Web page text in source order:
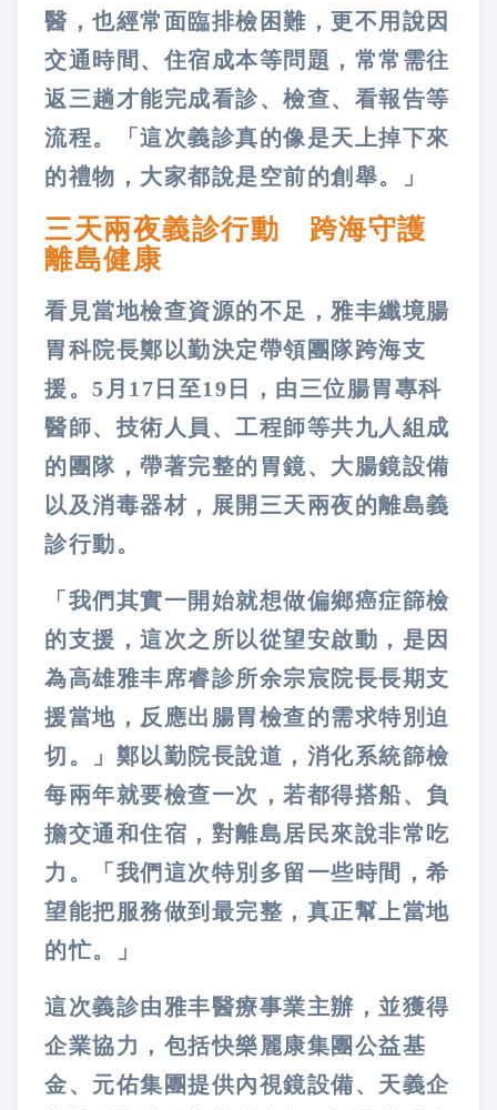
醫，也經常面臨排檢困難，更不用說因
交通時間、住宿成本等問題，常常需往
返三趟才能完成看診、檢查、看報告等
流程。「這次義診真的像是天上掉下來
的禮物，大家都說是空前的創舉。」
三天兩夜義診行動 跨海守護
離島健康
看見當地檢查資源的不足，雅丰纖境腸
胃科院長鄭以勤決定帶領團隊跨海支
援。5月17日至19日，由三位腸胃專科
醫師、技術人員、工程師等共九人組成
的團隊，帶著完整的胃鏡、大腸鏡設備
以及消毒器材，展開三天兩夜的離島義
診行動。
「我們其實一開始就想做偏鄉癌症篩檢
的支援，這次之所以從望安啟動，是因
為高雄雅丰席睿診所余宗宸院長長期支
援當地，反應出腸胃檢查的需求特別迫
切。」鄭以勤院長說道，消化系統篩檢
每兩年就要檢查一次，若都得搭船、負
擔交通和住宿，對離島居民來說非常吃
力。「我們這次特別多留一些時間，希
望能把服務做到最完整，真正幫上當地
的忙。」
這次義診由雅丰醫療事業主辦，並獲得
企業協力，包括快樂麗康集團公益基
金、元佑集團提供內視鏡設備、天義企